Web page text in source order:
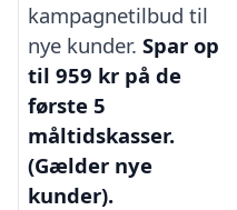
kampagnetilbud til
nye kunder. Spar op
til 959 kr på de
første 5
måltidskasser.
(Gælder nye
kunder).